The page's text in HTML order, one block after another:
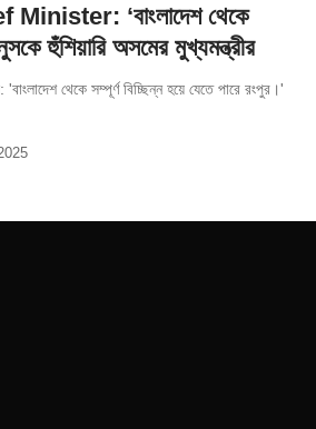
‘বাংলাদেশ থেকে
হুঁশিয়ারি অসমের মুখ্যমন্ত্রীর
'বাংলাদেশ থেকে সম্পূর্ণ বিচ্ছিন্ন হয়ে যেতে পারে রংপুর।'